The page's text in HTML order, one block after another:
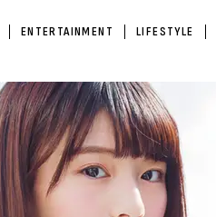
ENTERTAINMENT LIFESTYLE